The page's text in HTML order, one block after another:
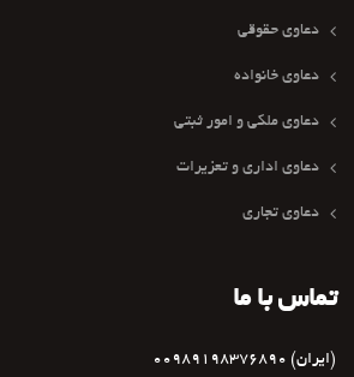
دعاوی حقوقی
دعاوی خانواده
دعاوی ملکی و امور ثبتی
دعاوی اداری و تعزیرات
دعاوی تجاری
تماس با ما
(ایران) 00989198376890